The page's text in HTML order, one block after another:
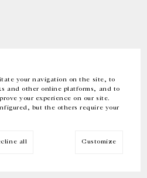
your navigation on the site, to
and other online platforms, and to
your experience on our site.
but the others require your
all Customize